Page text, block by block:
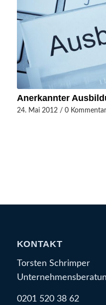
Anerkannter
24. Mai 2012 / 0
KONTAKT
Torsten Schrimper
0201 520 38 62